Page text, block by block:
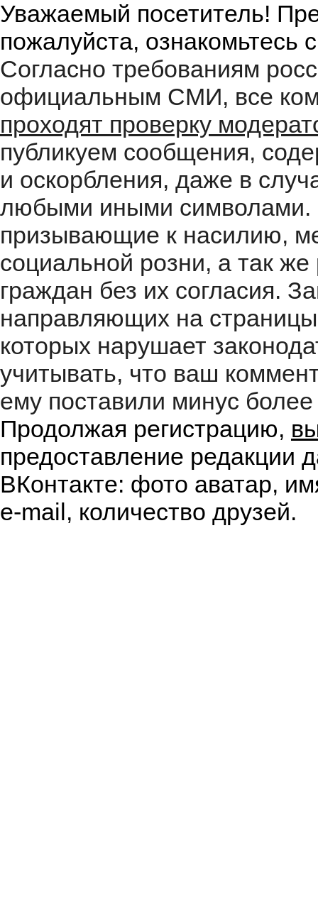
Уважаемый посетитель!
пожалуйста, ознакомьтесь
Согласно требованиям
официальным СМИ, все
проходят проверку
публикуем сообщения,
и оскорбления, даже в
любыми иными символами.
призывающие к насилию,
социальной розни, а так
граждан без их согласия.
направляющих на
которых нарушает
учитывать, что ваш
ему поставили минус
Продолжая регистрацию,
предоставление редакции
ВКонтакте: фото аватар,
e-mail, количество друзей.